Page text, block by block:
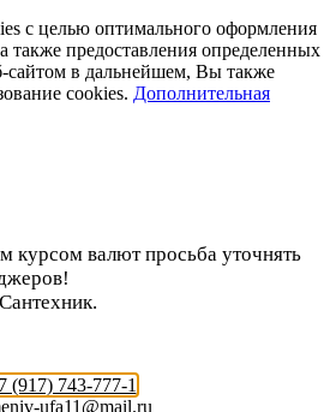
с целью оптимального оформления
также предоставления определенных
сайтом в дальнейшем, Вы также
cookies. Дополнительная
курсом валют просьба уточнять
(917) 743-777-1
ufa11@mail.ru